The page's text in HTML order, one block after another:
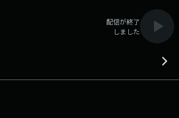
ージフォーム：
message
配信が終了
しました